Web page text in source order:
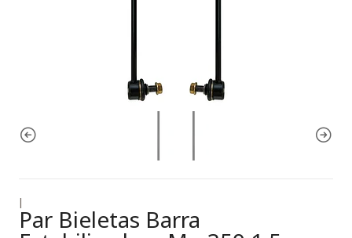
|
Par Bieletas Barra